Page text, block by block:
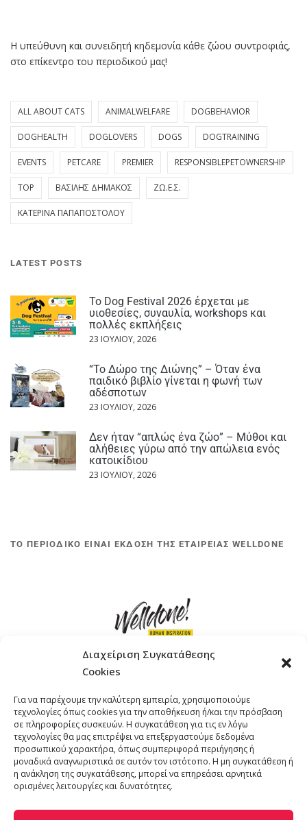
Διαχείριση Συγκατάθεσης
Cookies
Για να παρέχουμε την καλύτερη εμπειρία, χρησιμοποιούμε
τεχνολογίες όπως cookies για την αποθήκευση ή/και την πρόσβαση
σε πληροφορίες συσκευών. Η συγκατάθεση για τις εν λόγω
τεχνολογίες θα μας επιτρέψει να επεξεργαστούμε δεδομένα
προσωπικού χαρακτήρα, όπως συμπεριφορά περιήγησης ή
μοναδικά αναγνωριστικά σε αυτόν τον ιστότοπο. Η μη συγκατάθεση ή
η ανάκληση της συγκατάθεσης, μπορεί να επηρεάσει αρνητικά
ορισμένες λειτουργίες και δυνατότητες.
Η υπεύθυνη και συνειδητή κηδεμονία κάθε ζώου συντροφιάς,
στο επίκεντρο του περιοδικού μας!
ALL ABOUT CATS ANIMALWELFARE DOGBEHAVIOR
DOGHEALTH DOGLOVERS DOGS DOGTRAINING
EVENTS PETCARE PREMIER RESPONSIBLEPETOWNERSHIP
TOP ΒΑΣΊΛΗΣ ΔΗΜΆΚΟΣ ΖΩ.Ε.Σ.
ΚΑΤΕΡΊΝΑ ΠΑΠΑΠΟΣΤΌΛΟΥ
LATEST POSTS
Το Dog Festival 2026 έρχεται με
υιοθεσίες, συναυλία, workshops και
πολλές εκπλήξεις
23 ΙΟΥΛΊΟΥ, 2026
“Το Δώρο της Διώνης” – Όταν ένα
παιδικό βιβλίο γίνεται η φωνή των
αδέσποτων
23 ΙΟΥΛΊΟΥ, 2026
Δεν ήταν “απλώς ένα ζώο” – Μύθοι και
αλήθειες γύρω από την απώλεια ενός
κατοικίδιου
23 ΙΟΥΛΊΟΥ, 2026
ΤΟ ΠΕΡΙΟΔΙΚΟ ΕΙΝΑΙ ΕΚΔΟΣΗ ΤΗΣ ΕΤΑΙΡΕΙΑΣ WELLDONE
ΤΗΛΕΦΩΝΟ: +30 211 4021758
EMAIL:info@welldone.com.gr